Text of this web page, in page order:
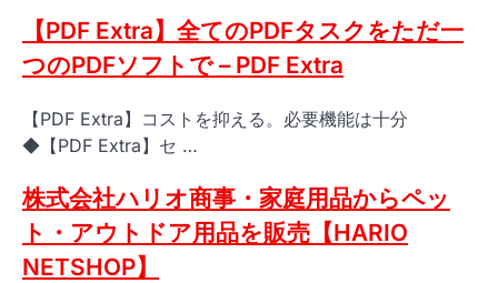
【PDF Extra】全てのPDFタスクをただ一
つのPDFソフトで – PDF Extra
【PDF Extra】コストを抑える。必要機能は十分
◆【PDF Extra】セ …
株式会社ハリオ商事・家庭用品からペッ
ト・アウトドア用品を販売【HARIO
NETSHOP】